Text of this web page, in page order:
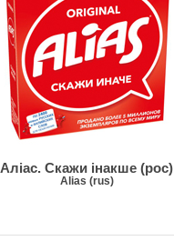
Аліас. Скажи інакше (рос)
Alias (rus)